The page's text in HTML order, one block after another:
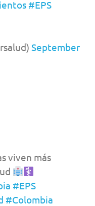
#EPS
September
viven más
#EPS
#Colombia